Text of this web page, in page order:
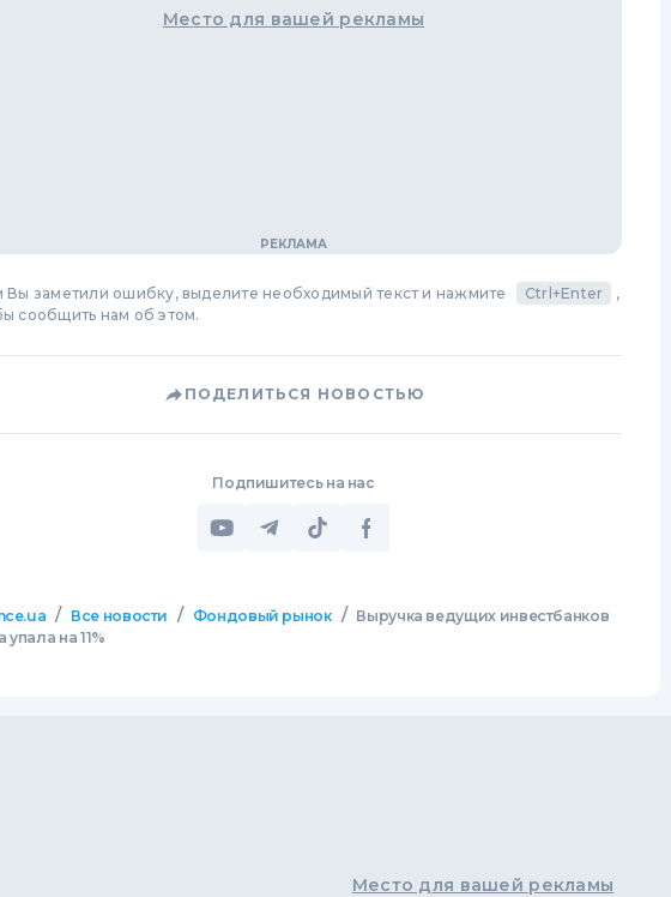
Место для вашей рекламы
Вы заметили ошибку, выделите необходимый текст и нажмите Ctrl+Enter
,
сообщить нам об этом.
ПОДЕЛИТЬСЯ НОВОСТЬЮ
Подпишитесь на нас
/ Все новости / Фондовый рынок / Выручка ведущих инвестбанков
упала на 11%
Место для вашей рекламы